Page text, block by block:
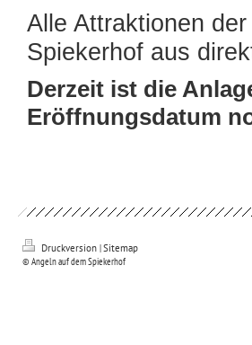
Alle Attraktionen
Spiekerhof aus
Derzeit ist die
Eröffnungsdatum
Druckversion |Sitemap
© Angeln auf dem Spiekerhof